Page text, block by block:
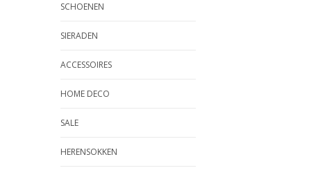
SCHOENEN
SIERADEN
ACCESSOIRES
HOME DECO
SALE
HERENSOKKEN